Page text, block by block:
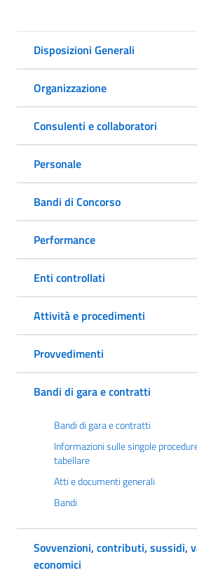
Disposizioni Generali
Organizzazione
Consulenti e collaboratori
Personale
Bandi di Concorso
Performance
Enti controllati
Attività e procedimenti
Provvedimenti
Bandi di gara e contratti
Bandi di gara e contratti
Informazioni sulle singole
tabellare
Atti e documenti generali
Bandi
Sovvenzioni, contributi, sussidi,
economici